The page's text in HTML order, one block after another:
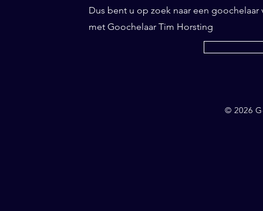
Dus bent u op zoek naar een
met Goochelaar Tim Horsting
© 2026